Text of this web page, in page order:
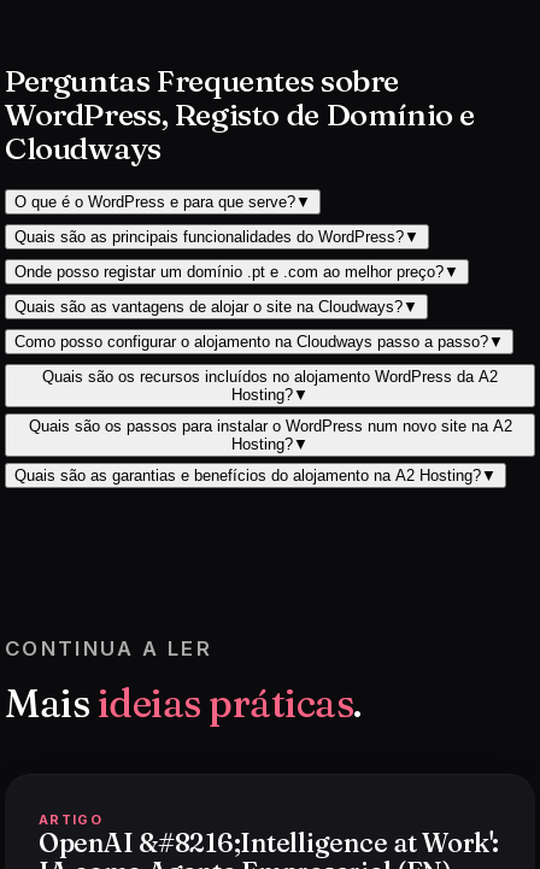
Perguntas Frequentes sobre
WordPress, Registo de Domínio e
Cloudways
O que é o WordPress e para que serve?▼
Quais são as principais funcionalidades do WordPress?▼
Onde posso registar um domínio .pt e .com ao melhor preço?▼
Quais são as vantagens de alojar o site na Cloudways?▼
Como posso configurar o alojamento na Cloudways passo a passo?▼
Quais são os recursos incluídos no alojamento WordPress da A2
Hosting?▼
Quais são os passos para instalar o WordPress num novo site na A2
Hosting?▼
Quais são as garantias e benefícios do alojamento na A2 Hosting?▼
CONTINUA A LER
Mais ideias práticas.
ARTIGO
OpenAI &#8216;Intelligence at Work':